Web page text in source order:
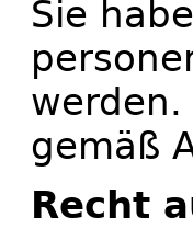
Sie
gemäß
Recht